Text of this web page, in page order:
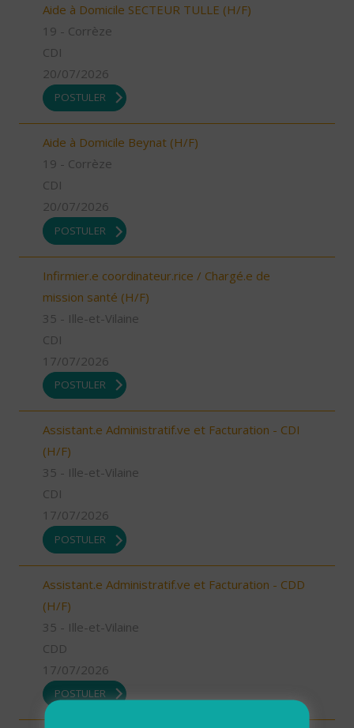
Aide à Domicile SECTEUR TULLE (H/F)
19 - Corrèze
CDI
20/07/2026
POSTULER
Aide à Domicile Beynat (H/F)
19 - Corrèze
CDI
20/07/2026
POSTULER
Infirmier.e coordinateur.rice / Chargé.e de
mission santé (H/F)
35 - Ille-et-Vilaine
CDI
17/07/2026
POSTULER
Assistant.e Administratif.ve et Facturation - CDI
(H/F)
35 - Ille-et-Vilaine
CDI
17/07/2026
POSTULER
Assistant.e Administratif.ve et Facturation - CDD
(H/F)
35 - Ille-et-Vilaine
CDD
17/07/2026
POSTULER